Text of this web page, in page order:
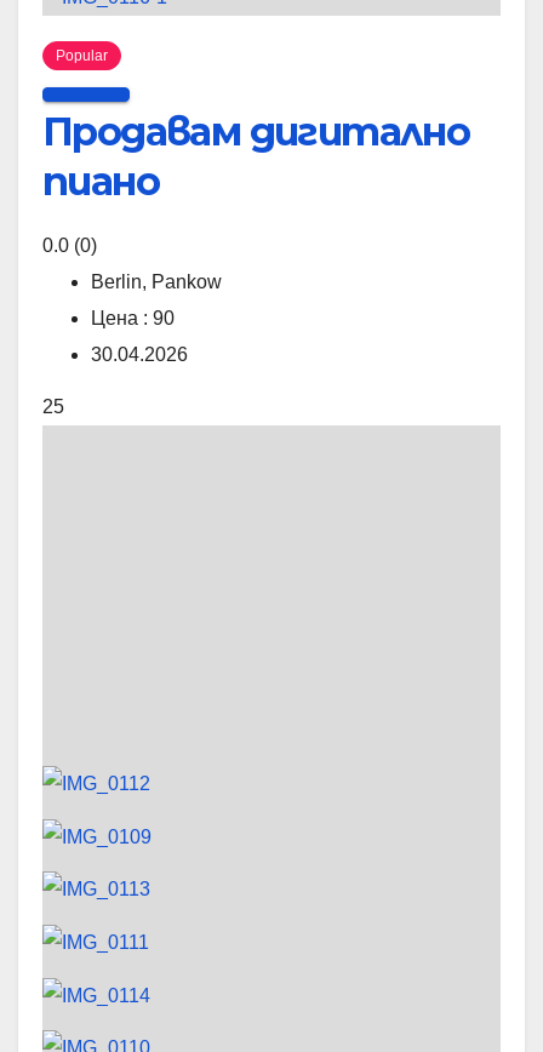
Popular
Продавам дигитално
пиано
0.0 (0)
Berlin, Pankow
Цена : 90
30.04.2026
25